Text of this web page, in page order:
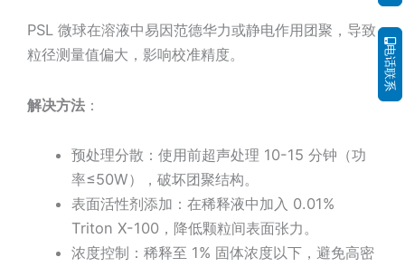
PSL 微球在溶液中易因范德华力或静电作用团聚，导致
粒径测量值偏大，影响校准精度。
解决方法 ：
预处理分散：使用前超声处理 10-15 分钟（功
率≤50W），破坏团聚结构。
表面活性剂添加：在稀释液中加入 0.01%
Triton X-100，降低颗粒间表面张力。
浓度控制：稀释至 1% 固体浓度以下，避免高密
电话联系